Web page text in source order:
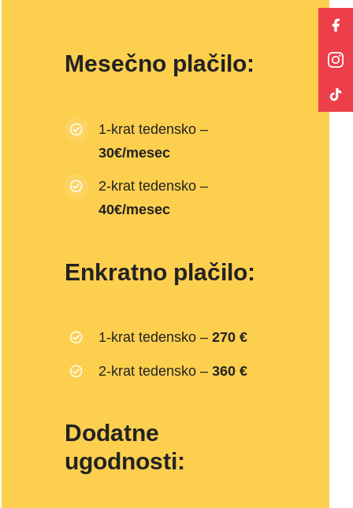
Mesečno plačilo:
1-krat tedensko –
30€/mesec
2-krat tedensko –
40€/mesec
Enkratno plačilo:
1-krat tedensko –270 €
2-krat tedensko –360 €
Dodatne
ugodnosti: